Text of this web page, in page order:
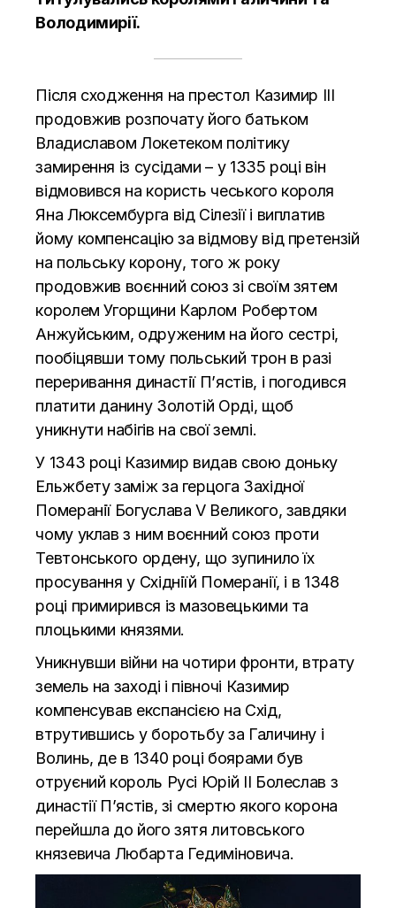
Володимирії.
Після сходження на престол Казимир III
продовжив розпочату його батьком
Владиславом Локетеком політику
замирення із сусідами – у 1335 році він
відмовився на користь чеського короля
Яна Люксембурга від Сілезії і виплатив
йому компенсацію за відмову від претензій
на польську корону, того ж року
продовжив воєнний союз зі своїм зятем
королем Угорщини Карлом Робертом
Анжуйським, одруженим на його сестрі,
пообіцявши тому польський трон в разі
переривання династії П’ястів, і погодився
платити данину Золотій Орді, щоб
уникнути набігів на свої землі.
У 1343 році Казимир видав свою доньку
Ельжбету заміж за герцога Західної
Померанії Богуслава V Великого, завдяки
чому уклав з ним воєнний союз проти
Тевтонського ордену, що зупинило їх
просування у Східніїй Померанії, і в 1348
році примирився із мазовецькими та
плоцькими князями.
Уникнувши війни на чотири фронти, втрату
земель на заході і півночі Казимир
компенсував експансією на Схід,
втрутившись у боротьбу за Галичину і
Волинь, де в 1340 році боярами був
отруєний король Русі Юрій II Болеслав з
династії П’ястів, зі смертю якого корона
перейшла до його зятя литовського
князевича Любарта Гедиміновича.